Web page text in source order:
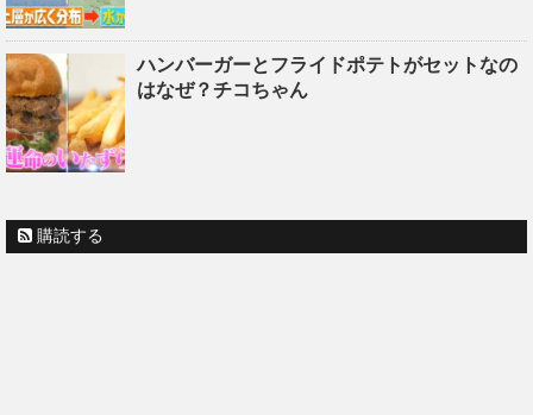
ハンバーガーとフライドポテトがセットなの
はなぜ？チコちゃん
購読する